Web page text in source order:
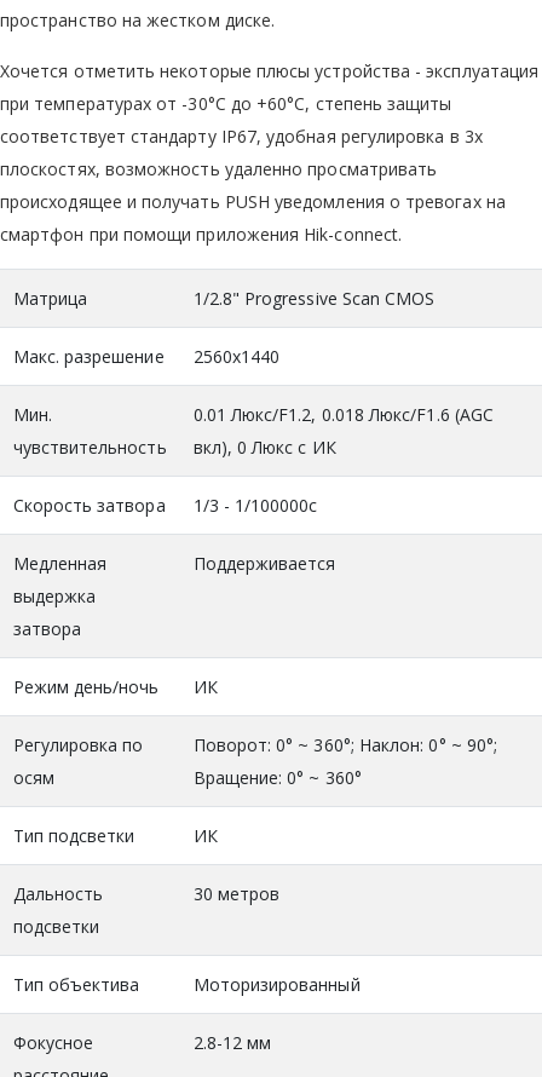
пространство на жестком диске.
Хочется отметить некоторые плюсы устройства - эксплуатация
при температурах от -30°C до +60°C, степень защиты
соответствует стандарту IP67, удобная регулировка в 3х
плоскостях, возможность удаленно просматривать
происходящее и получать PUSH уведомления о тревогах на
смартфон при помощи приложения Hik-connect.
Матрица 1/2.8" Progressive Scan CMOS
Макс. разрешение 2560х1440
Мин.
чувствительность
0.01 Люкс/F1.2, 0.018 Люкс/F1.6 (AGC
вкл), 0 Люкс с ИК
Скорость затвора 1/3 - 1/100000с
Медленная
выдержка
затвора
Поддерживается
Режим день/ночь ИК
Регулировка по
осям
Поворот: 0° ~ 360°; Наклон: 0° ~ 90°;
Вращение: 0° ~ 360°
Тип подсветки ИК
Дальность
подсветки
30 метров
Тип объектива Моторизированный
Фокусное
2.8-12 мм